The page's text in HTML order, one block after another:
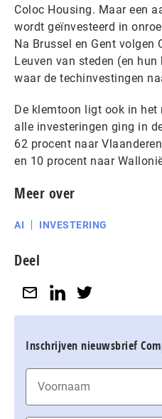
Coloc Housing. Maar een
wordt geïnvesteerd in
Na Brussel en Gent volgen
Leuven van steden (en
waar de techinvestingen
De klemtoon ligt ook in het
alle investeringen ging in
62 procent naar
en 10 procent naar
Meer over
AI INVESTERING
Deel
Inschrijven nieuwsbrief